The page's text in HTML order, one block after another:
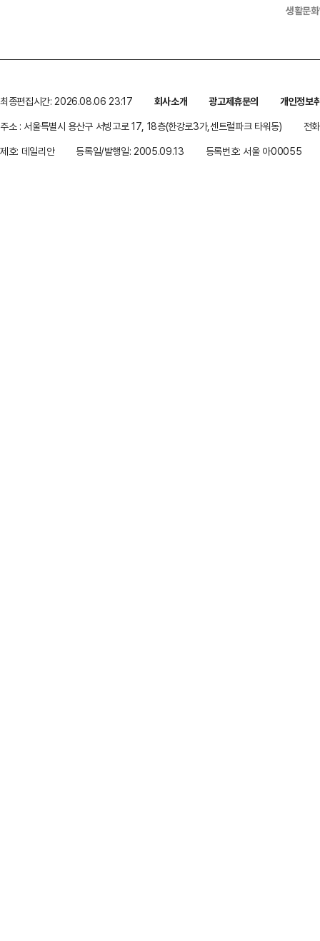
생활문
최종편집시간: 2026.08.06 23:17 회사소개 광고제휴문의
개인정보
주소 : 서울특별시 용산구 서빙고로 17, 18층(한강로3가,센트럴파크 타워동)
전
제호: 데일리안
등록일/발행일: 2005.09.13 등록번호: 서울 아00055